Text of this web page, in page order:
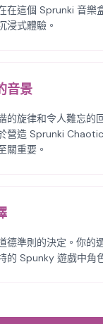
在這個 Sprunki 音樂
浸式體驗。
音景
的旋律和令人難忘的
營造 Sprunki
關重要。
德準則的決定。你的
的 Spunky 遊戲中角